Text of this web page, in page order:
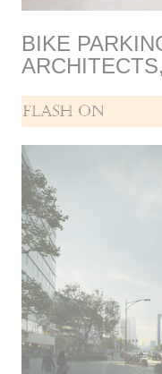
BIKE
ARCHITECTS,